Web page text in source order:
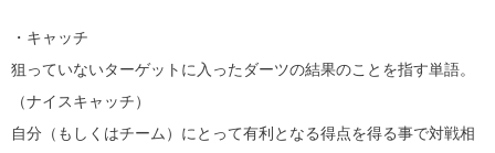
・キャッチ
狙っていないターゲットに入ったダーツの結果のことを指す単語。
（ナイスキャッチ）
自分（もしくはチーム）にとって有利となる得点を得る事で対戦相